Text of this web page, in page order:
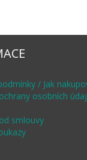
/ Jak
osobních
smlouvy